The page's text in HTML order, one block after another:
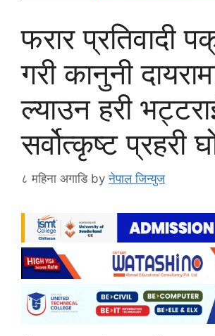
फरार प्रतिवादी
गरी कानुनी
ल्याउन हरी
सर्वोत्कृष्ट प्रहरी
८ महिना अगाडि byनेपाल जिन्युज